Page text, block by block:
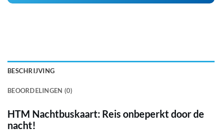
BESCHRIJVING
BEOORDELINGEN (0)
HTM Nachtbuskaart: Reis onbeperkt door de
nacht!